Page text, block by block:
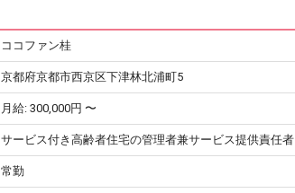
ココファン桂
京都府京都市西京区下津林北浦町5
月給: 300,000円 〜
サービス付き高齢者住宅の管理者兼サービス提供責任者
常勤